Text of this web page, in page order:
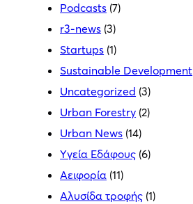
Podcasts (7)
r3-news (3)
Startups (1)
Sustainable Development
Uncategorized (3)
Urban Forestry (2)
Urban News (14)
Yγεία Εδάφους (6)
Αειφορία (11)
Αλυσίδα τροφής (1)